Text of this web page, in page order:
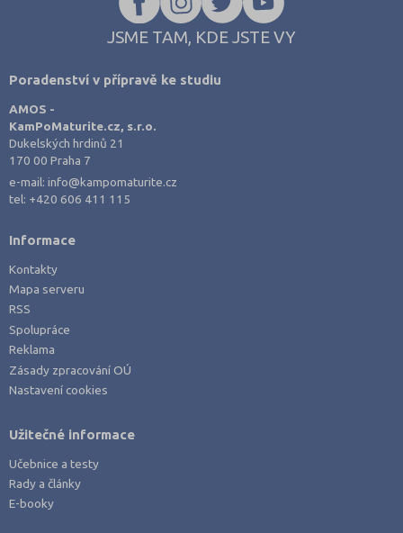
JSME TAM, KDE JSTE VY
Poradenství v přípravě ke studiu
AMOS -
KamPoMaturite.cz, s.r.o.
Dukelských hrdinů 21
170 00 Praha 7
e-mail:info@kampomaturite.cz
tel: +420 606 411 115
Informace
Kontakty
Mapa serveru
RSS
Spolupráce
Reklama
Zásady zpracování OÚ
Nastavení cookies
Užitečné informace
Učebnice a testy
Rady a články
E-booky